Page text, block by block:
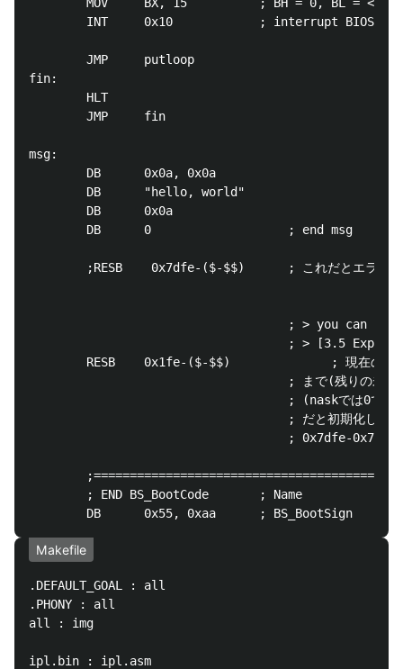
Makefile
.DEFAULT_GOAL : all
.PHONY : all
all : img
ipl.bin : ipl.asm